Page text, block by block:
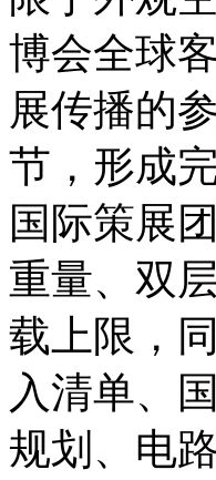
博会全球
展传播的
节，形成
国际策展
重量、双
载上限，
入清单、
规划、电